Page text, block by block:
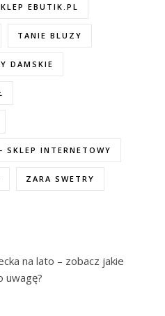
EBUTIK.PL
TANIE BLUZY
DAMSKIE
SKLEP INTERNETOWY
ZARA SWETRY
na lato – zobacz jakie
uwagę?